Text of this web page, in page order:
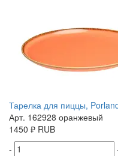
Тарелка для пиццы,
Арт. 162928 оранжевый
1450 ₽ RUB
-